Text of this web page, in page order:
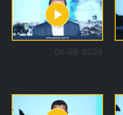
06-08-2026